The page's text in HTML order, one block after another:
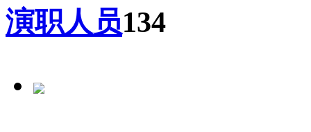
演职人员134